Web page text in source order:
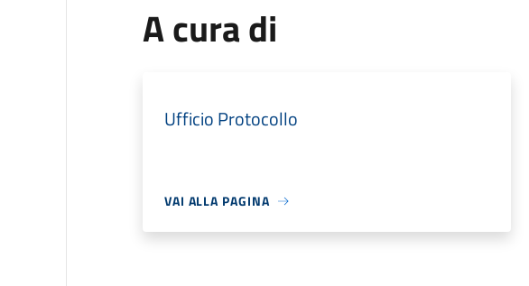
A cura di
Ufficio Protocollo
VAI ALLA PAGINA